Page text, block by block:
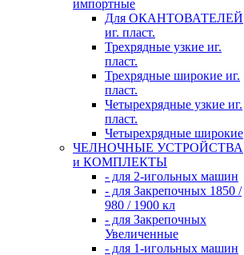
импортные
Для ОКАНТОВАТЕЛЕЙ
иг. пласт.
Трехрядные узкие иг.
пласт.
Трехрядные широкие иг.
пласт.
Четырехрядные узкие иг.
пласт.
Четырехрядные широкие
ЧЕЛНОЧНЫЕ УСТРОЙСТВА
и КОМПЛЕКТЫ
- для 2-игольных машин
- для Закрепочных 1850 /
980 / 1900 кл
- для Закрепочных
Увеличенные
- для 1-игольных машин